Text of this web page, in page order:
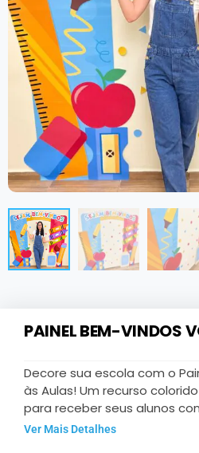
PAINEL BEM-VINDOS
Decore sua escola com o
às Aulas! Um recurso
para receber seus alunos
Ver Mais Detalhes